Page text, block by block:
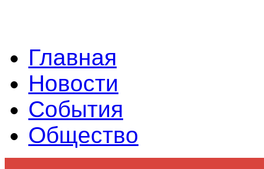
Главная
Новости
События
Общество